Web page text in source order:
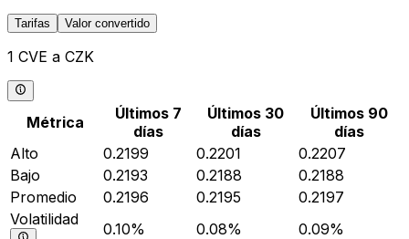
Tarifas Valor convertido
1 CVE a CZK
Métrica
Últimos 7
días
Últimos 30
días
Últimos 90
días
Alto
0.2199 0.2201
0.2207
Bajo
0.2193 0.2188
0.2188
Promedio
0.2196 0.2195
0.2197
Volatilidad
0.10% 0.08% 0.09%